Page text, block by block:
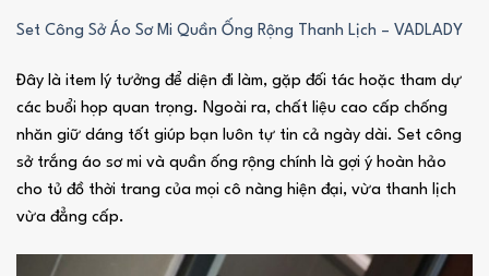
Set Công Sở Áo Sơ Mi Quần Ống Rộng Thanh Lịch – VADLADY
Đây là item lý tưởng để diện đi làm, gặp đối tác hoặc tham dự
các buổi họp quan trọng. Ngoài ra, chất liệu cao cấp chống
nhăn giữ dáng tốt giúp bạn luôn tự tin cả ngày dài. Set công
sở trắng áo sơ mi và quần ống rộng chính là gợi ý hoàn hảo
cho tủ đồ thời trang của mọi cô nàng hiện đại, vừa thanh lịch
vừa đẳng cấp.